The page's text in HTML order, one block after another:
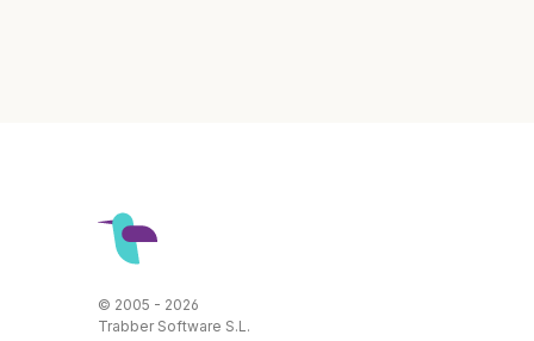
© 2005 - 2026
Trabber Software S.L.